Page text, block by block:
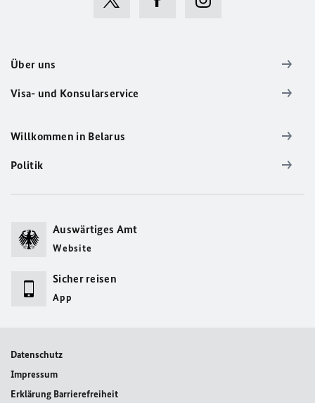
Über uns
Visa- und Konsularservice
Willkommen in Belarus
Politik
Auswärtiges Amt
Website
Sicher reisen
App
Datenschutz
Impressum
Erklärung Barrierefreiheit